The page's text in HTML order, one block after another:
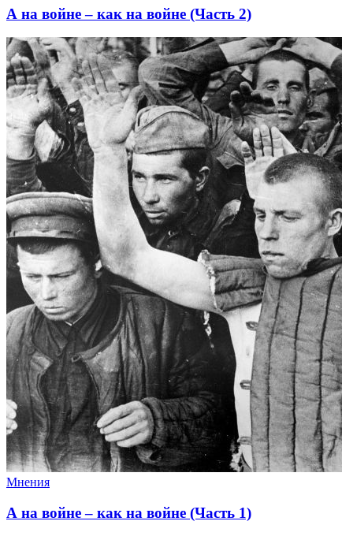
А на войне – как на войне (Часть 2)
Мнения
А на войне – как на войне (Часть 1)